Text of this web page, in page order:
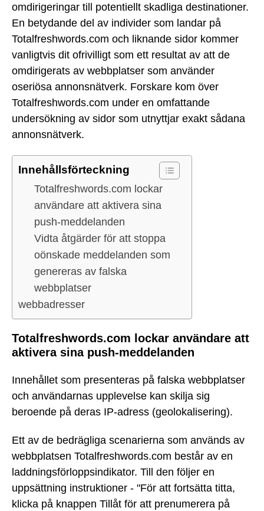
omdirigeringar till potentiellt skadliga destinationer.
En betydande del av individer som landar på
Totalfreshwords.com och liknande sidor kommer
vanligtvis dit ofrivilligt som ett resultat av att de
omdirigerats av webbplatser som använder
oseriösa annonsnätverk. Forskare kom över
Totalfreshwords.com under en omfattande
undersökning av sidor som utnyttjar exakt sådana
annonsnätverk.
Innehållsförteckning
Totalfreshwords.com lockar
användare att aktivera sina
push-meddelanden
Vidta åtgärder för att stoppa
oönskade meddelanden som
genereras av falska
webbplatser
webbadresser
Totalfreshwords.com lockar användare att
aktivera sina push-meddelanden
Innehållet som presenteras på falska webbplatser
och användarnas upplevelse kan skilja sig
beroende på deras IP-adress (geolokalisering).
Ett av de bedrägliga scenarierna som används av
webbplatsen Totalfreshwords.com består av en
laddningsförloppsindikator. Till den följer en
uppsättning instruktioner - "För att fortsätta titta,
klicka på knappen Tillåt för att prenumerera på